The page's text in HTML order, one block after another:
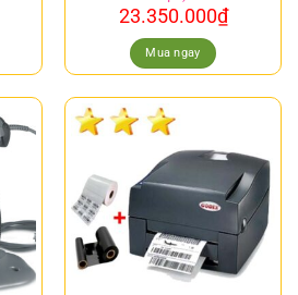
23.350.000₫
Mua ngay